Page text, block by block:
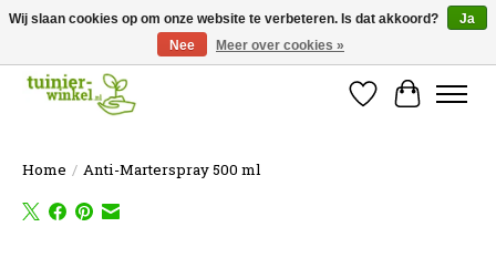
Online tuinartikelen kopen ✓ Online sinds 2007 ✓ Thuiswinkel Waarborg
Verlanglijst
Home / Anti-Marterspray 500 ml
Wij slaan cookies op om onze website te verbeteren. Is dat akkoord?
Ja
Nee
Meer over cookies »